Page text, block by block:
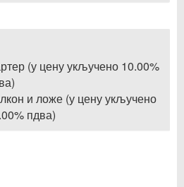
(у цену укључено 10.00%
и ложе (у цену укључено
пдва)